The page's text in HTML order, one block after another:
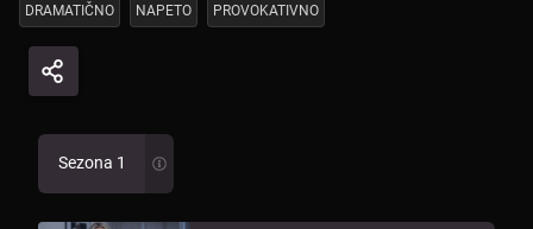
DRAMATIČNO NAPETO PROVOKATIVNO
Sezona 1